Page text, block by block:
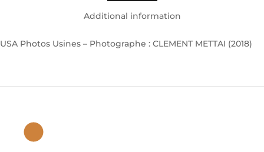
Additional information
USA Photos Usines – Photographe : CLEMENT METTAI (2018)